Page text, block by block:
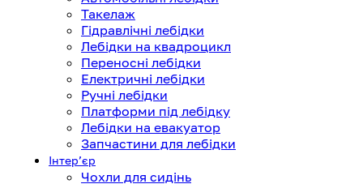
Такелаж
Гідравлічні лебідки
Лебідки на квадроцикл
Переносні лебідки
Електричні лебідки
Ручні лебідки
Платформи під лебідку
Лебідки на евакуатор
Запчастини для лебідки
Інтерʼєр
Чохли для сидінь